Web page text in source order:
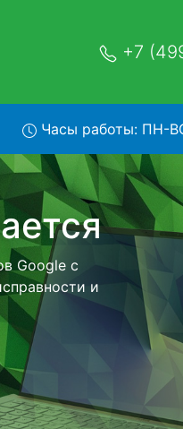
+7
Часы работы: ПН-
в
с помощью
более
при